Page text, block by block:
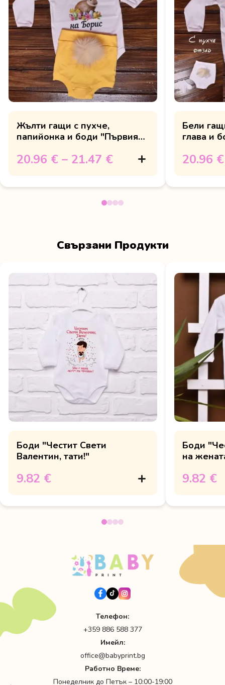
Жълти гащи с пухче,
папийонка и боди "Първият
20.96 € – 21.47 €
Бели
глава и
20.96 €
Свързани Продукти
Боди "Честит Свети
Валентин, тати!"
9.82 €
Боди
на
9.82 €
Телефон:
+359 886 588 377
Имейл:
office@babyprint.bg
Работно Време:
Понеделник до Петък – 10:00-19:00